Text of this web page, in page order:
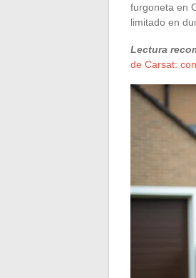
furgoneta en
limitado en
Lectura
de Carsat: